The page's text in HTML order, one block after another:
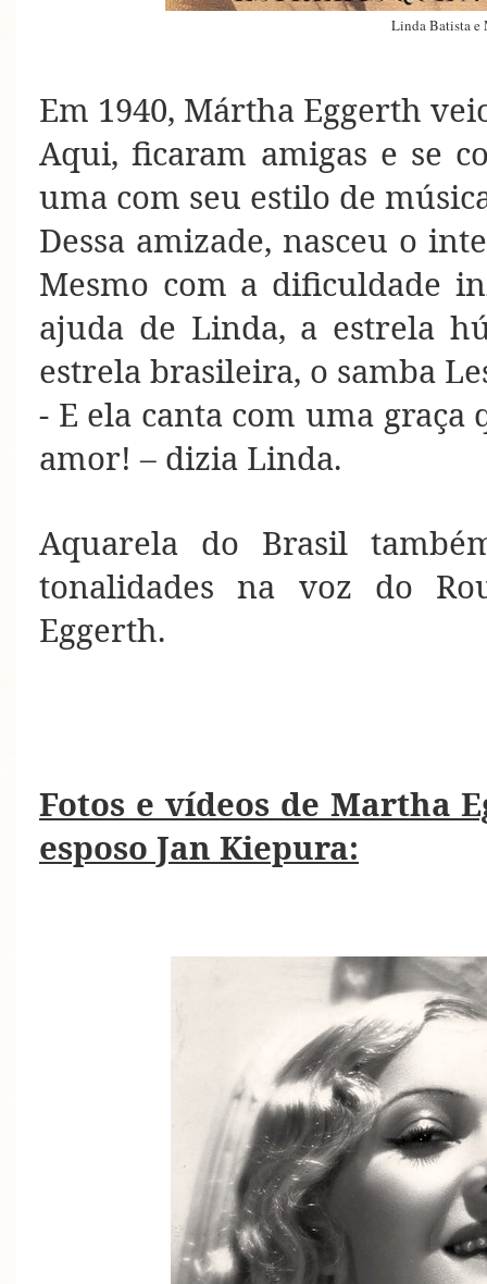
Linda Batista e
Em 1940, Mártha Eggerth
Aqui, ficaram amigas e se
uma com seu estilo de
Dessa amizade, nasceu o
Mesmo com a dificuldade
ajuda de Linda, a estrela
estrela brasileira, o samba
- E ela canta com uma
amor! – dizia Linda.
Aquarela do Brasil
tonalidades na voz do
Eggerth.
Fotos e vídeos de Martha
esposo Jan Kiepura: